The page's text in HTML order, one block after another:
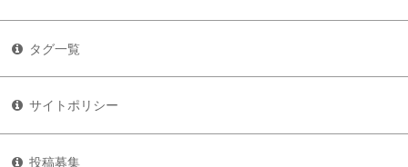
タグ一覧
サイトポリシー
投稿募集